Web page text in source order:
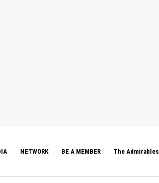
NETWORK BE A MEMBER The Admirables